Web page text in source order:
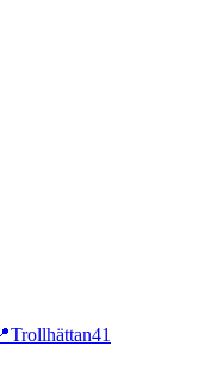
Trollhättan41